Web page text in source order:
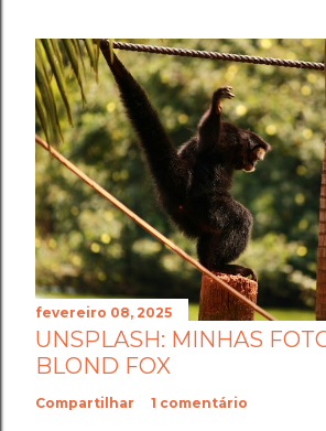
fevereiro 08, 2025
UNSPLASH: MINHAS
BLOND FOX
Compartilhar 1 comentário